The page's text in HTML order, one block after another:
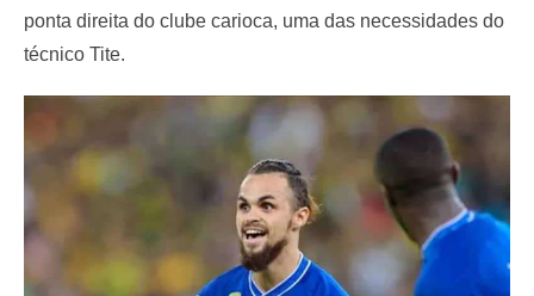
ponta direita do clube carioca, uma das necessidades do
técnico Tite.